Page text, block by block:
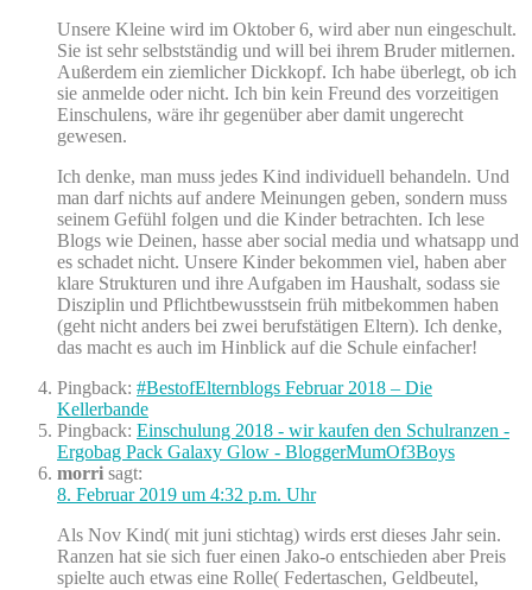
Unsere Kleine wird im Oktober 6, wird aber nun eingeschult.
Sie ist sehr selbstständig und will bei ihrem Bruder mitlernen.
Außerdem ein ziemlicher Dickkopf. Ich habe überlegt, ob ich
sie anmelde oder nicht. Ich bin kein Freund des vorzeitigen
Einschulens, wäre ihr gegenüber aber damit ungerecht
gewesen.
Ich denke, man muss jedes Kind individuell behandeln. Und
man darf nichts auf andere Meinungen geben, sondern muss
seinem Gefühl folgen und die Kinder betrachten. Ich lese
Blogs wie Deinen, hasse aber social media und whatsapp und
es schadet nicht. Unsere Kinder bekommen viel, haben aber
klare Strukturen und ihre Aufgaben im Haushalt, sodass sie
Disziplin und Pflichtbewusstsein früh mitbekommen haben
(geht nicht anders bei zwei berufstätigen Eltern). Ich denke,
das macht es auch im Hinblick auf die Schule einfacher!
Pingback: #BestofElternblogs Februar 2018 – Die
Kellerbande
Pingback: Einschulung 2018 - wir kaufen den Schulranzen -
Ergobag Pack Galaxy Glow - BloggerMumOf3Boys
morri sagt:
8. Februar 2019 um 4:32 p.m. Uhr
Als Nov Kind( mit juni stichtag) wirds erst dieses Jahr sein.
Ranzen hat sie sich fuer einen Jako-o entschieden aber Preis
spielte auch etwas eine Rolle( Federtaschen, Geldbeutel,